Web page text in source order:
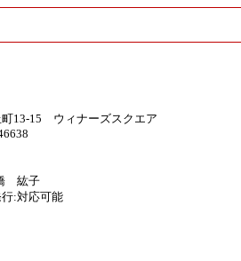
町13-15 ウィナーズスクエア
紘子
:対応可能